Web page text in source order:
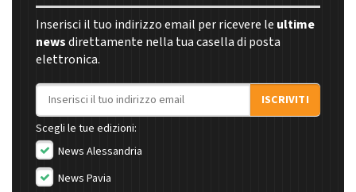
Inserisci il tuo indirizzo email per ricevere le ultime
newsdirettamente nella tua casella di posta
elettronica.
Indirizzo email
ISCRIVITI
Scegli le tue edizioni:
News Alessandria
News Pavia